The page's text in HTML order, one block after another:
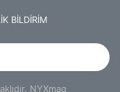
BİLDİRİM
NYXmag